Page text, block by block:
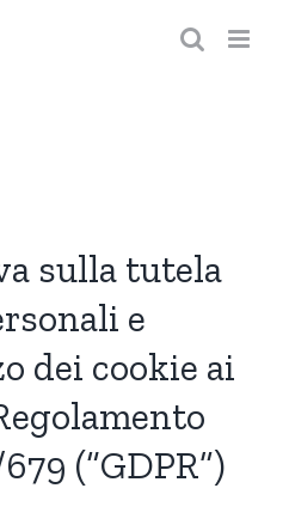
sulla tutela
e
dei cookie ai
(“GDPR”)